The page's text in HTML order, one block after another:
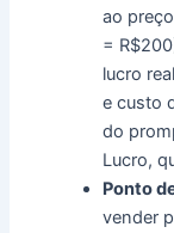
ao
=
lucro
e custo
do
Lucro,
Ponto
vender